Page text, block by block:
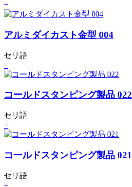
+
アルミダイカスト金型 004
セリ語
+
コールドスタンピング製品 022
セリ語
+
コールドスタンピング製品 021
セリ語
+